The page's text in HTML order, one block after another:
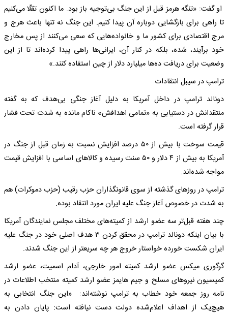
او گفت: «تنگه هرمز قبل از این جنگ بی‌توجیه باز بود. ما اکنون تقلّا می‌کنیم
تا راهی برای بازگشایی دوباره آن پیدا کنیم. این جنگ نه تنها باعث هرج و
مرج اقتصادی برای کشور ما و خانواده‌هایی که سعی می‌کنند از پس مخارج
خود برآیند، شده، بلکه در کنار آن، ایرانی‌ها راهی پیدا کرده‌اند تا از این
وضعیت برای دریافت ده‌ها میلیارد دلار از چین استفاده کنند.»
ترامپ در سیبل انتقادات
دونالد ترامپ در داخل آمریکا به دلیل آغاز جنگی بی‌هدف که به گفته
منتقدانش در دستیابی به «تمامی اهدافش» ناکام مانده به شدت تحت فشار
قرار گرفته است.
قیمت سوخت با بیش از ۵۰ درصد افزایش نسبت به زمان قبل از جنگ در
آمریکا به بیش از ۴ دلار و ۵۰ سنت رسیده و کالاهای اساسی با افزایش قیمت
مواجه شده‌اند.
ترامپ در روزهای گذشته از سوی قانونگذاران حزب رقیب (حزب دموکرات) هم
به شدت در خصوص آغاز جنگ علیه ایران مورد انتقاد بوده.
چند هفته قبل‌تر سه عضو ارشد از کمیته‌های مختلف مجلس نمایندگان آمریکا
با بیان اینکه دونالد ترامپ در محقق کردن ۳ هدف اصلی خود در جنگ علیه
ایران شکست خورده خواستار خروج هر چه سریعتر از این جنگ شدند.
گرگوری میکس عضو ارشد کمیته امور خارجی، آدام اسمیت، عضو ارشد
کمیسیون نیروهای مسلح و جیم هایمز عضو ارشد کمیته منتخب اطلاعات در
نامه روز جمعه خود خطاب به ترامپ نوشته‌اند: «این جنگ انتخابی به
هیچ‌یک از اهداف اعلام‌شده دولت دست نیافته است: پایان دادن به